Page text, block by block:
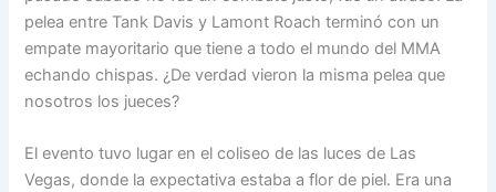
pelea entre Tank Davis y Lamont Roach terminó con un
empate mayoritario que tiene a todo el mundo del MMA
echando chispas. ¿De verdad vieron la misma pelea que
nosotros los jueces?
El evento tuvo lugar en el coliseo de las luces de Las
Vegas, donde la expectativa estaba a flor de piel. Era una